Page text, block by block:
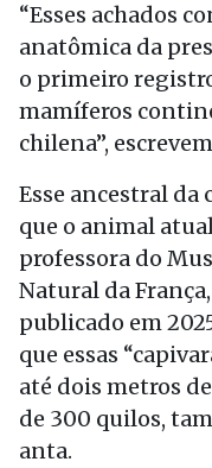
“Esses achados
anatômica da
o primeiro
mamíferos
chilena”,
Esse ancestral
que o animal
professora do
Natural da
publicado em
que essas
até dois metros
de 300 quilos,
anta.